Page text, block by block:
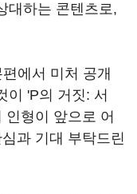
대하는 콘텐츠로,
에서 미처 공개
이 'P의 거짓: 서
형이 앞으로 어
과 기대 부탁드린